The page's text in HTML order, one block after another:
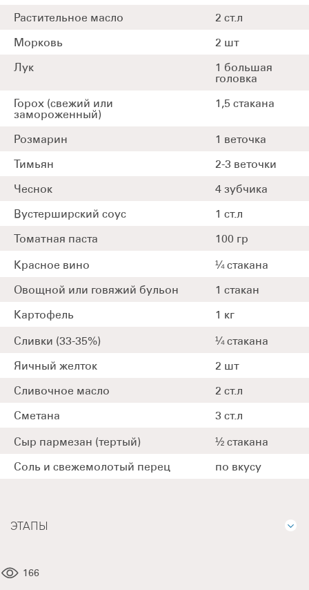
Растительное масло 2 ст.л
Морковь 2 шт
Лук
1 большая
головка
Горох (свежий или
замороженный)
1,5 стакана
Розмарин 1 веточка
Тимьян 2-3 веточки
Чеснок 4 зубчика
Вустерширский соус 1 ст.л
Томатная паста 100 гр
Красное вино ¼ стакана
Овощной или говяжий бульон 1 стакан
Картофель 1 кг
Сливки (33-35%) ¼ стакана
Яичный желток 2 шт
Сливочное масло 2 ст.л
Сметана 3 ст.л
Сыр пармезан (тертый) ½ стакана
Соль и свежемолотый перец по вкусу
ЭТАПЫ
166